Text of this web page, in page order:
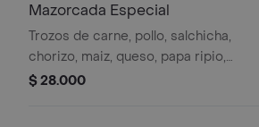
Mazorcada Especial
Trozos de carne, pollo, salchicha,
chorizo, maiz, queso, papa ripio,
huevo de codorniz y salsas.
$ 28.000